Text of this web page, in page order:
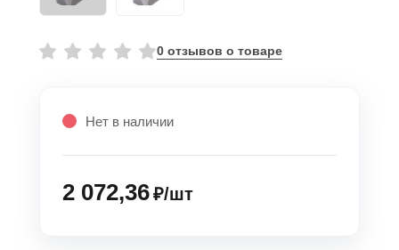
0 отзывов о товаре
Нет в наличии
2 072,36₽/шт